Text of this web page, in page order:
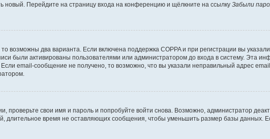
новый. Перейдите на страницу входа на конференцию и щёлкните на ссылку Забыли
возможны два варианта. Если включена поддержка COPPA и при регистрации вы
были активированы пользователями или администратором до входа в систему. Эта
email-сообщение не получено, то возможно, что вы указали неправильный адрес
проверьте свои имя и пароль и попробуйте войти снова. Возможно, администратор
длительное время не оставляющих сообщения, чтобы уменьшить размер базы данных.